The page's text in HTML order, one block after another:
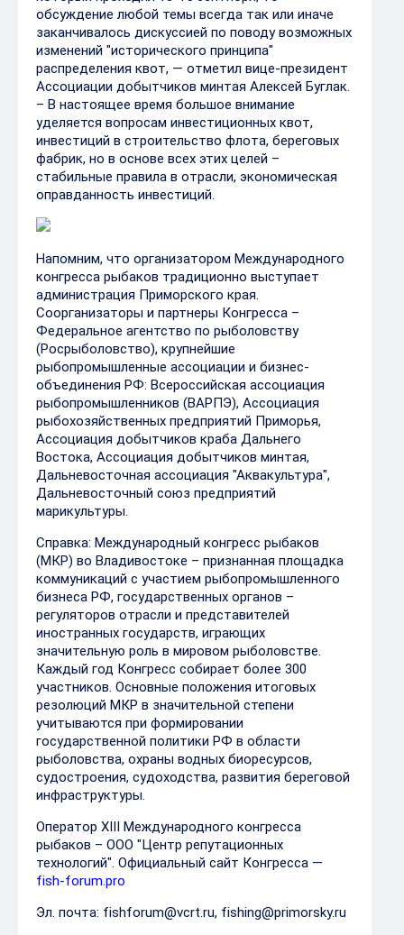
обсуждение любой темы всегда так или иначе
заканчивалось дискуссией по поводу возможных
изменений "исторического принципа"
распределения квот, — отметил вице-президент
Ассоциации добытчиков минтая Алексей Буглак.
– В настоящее время большое внимание
уделяется вопросам инвестиционных квот,
инвестиций в строительство флота, береговых
фабрик, но в основе всех этих целей –
стабильные правила в отрасли, экономическая
оправданность инвестиций.
Напомним, что организатором Международного
конгресса рыбаков традиционно выступает
администрация Приморского края.
Соорганизаторы и партнеры Конгресса –
Федеральное агентство по рыболовству
(Росрыболовство), крупнейшие
рыбопромышленные ассоциации и бизнес-
объединения РФ: Всероссийская ассоциация
рыбопромышленников (ВАРПЭ), Ассоциация
рыбохозяйственных предприятий Приморья,
Ассоциация добытчиков краба Дальнего
Востока, Ассоциация добытчиков минтая,
Дальневосточная ассоциация "Аквакультура",
Дальневосточный союз предприятий
марикультуры.
Справка: Международный конгресс рыбаков
(МКР) во Владивостоке – признанная площадка
коммуникаций с участием рыбопромышленного
бизнеса РФ, государственных органов –
регуляторов отрасли и представителей
иностранных государств, играющих
значительную роль в мировом рыболовстве.
Каждый год Конгресс собирает более 300
участников. Основные положения итоговых
резолюций МКР в значительной степени
учитываются при формировании
государственной политики РФ в области
рыболовства, охраны водных биоресурсов,
судостроения, судоходства, развития береговой
инфраструктуры.
Оператор XIII Международного конгресса
рыбаков – ООО "Центр репутационных
технологий". Официальный сайт Конгресса —
fish-forum.pro
Эл. почта: fishforum@vcrt.ru, fishing@primorsky.ru